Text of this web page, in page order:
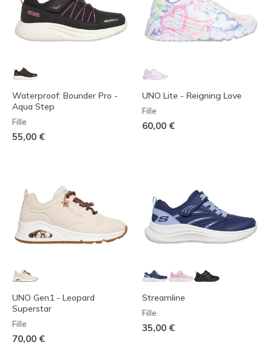
Waterproof: Bounder Pro -
Aqua Step
Fille
55,00 €
UNO Lite - Reigning Love
Fille
60,00 €
UNO Gen1 - Leopard
Superstar
Fille
70,00 €
Streamline
Fille
35,00 €